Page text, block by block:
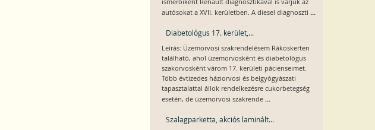
ismerőiként Renault diagnosztikával is várjuk az
autósokat a XVII. kerületben. A diesel diagnoszti ...
Diabetológus 17. kerület,...
Leírás: Üzemorvosi szakrendelésem Rákoskerten
található, ahol üzemorvosként és diabetológus
szakorvosként várom 17. kerületi pácienseimet.
Több évtizedes háziorvosi és belgyógyászati
tapasztalattal állok rendelkezésre cukorbetegség
esetén, de üzemorvosi szakrende ...
Szalagparketta, akciós laminált...